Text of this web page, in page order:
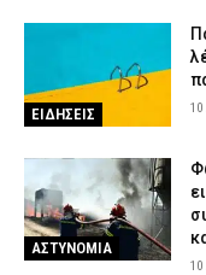
ΕΙΔΗΣΕΙΣ
ΑΣΤΥΝΟΜΙΑ
10